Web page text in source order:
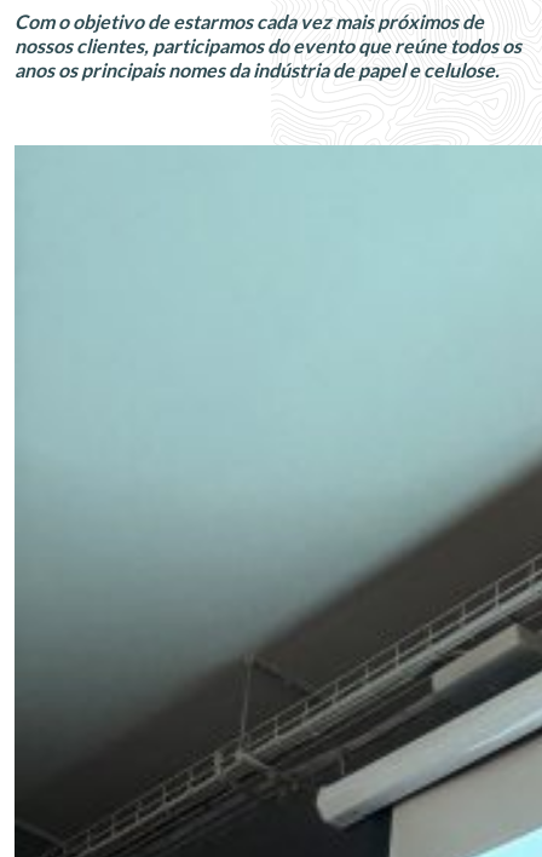
Com o objetivo de estarmos cada vez mais próximos de
nossos clientes, participamos do evento que reúne todos os
anos os principais nomes da indústria de papel e celulose.